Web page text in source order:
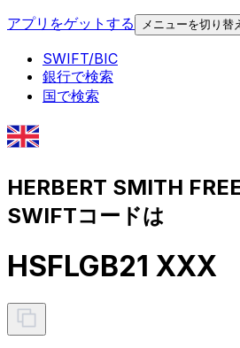
アプリをゲットする
メニューを切り替
SWIFT/BIC
銀行で検索
国で検索
HERBERT SMITH
SWIFTコードは
HSFLGB21 XXX